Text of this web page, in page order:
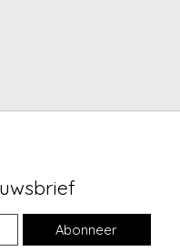
Abonneer